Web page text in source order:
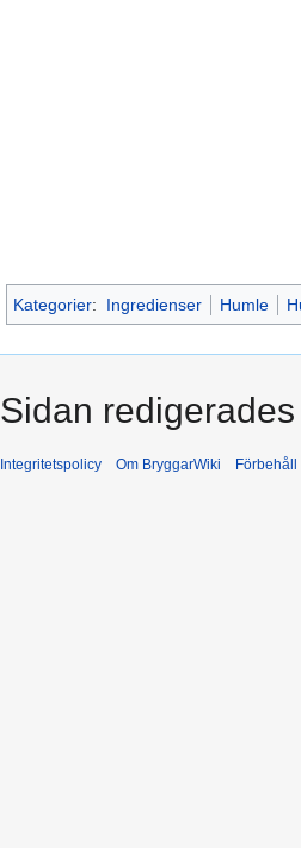
Kategorier: Ingredienser Humle
Sidan
Integritetspolicy Om BryggarWiki Förbehåll